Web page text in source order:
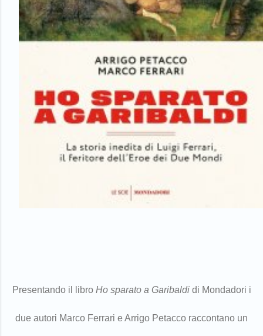
Presentando il libroHo sparato a Garibaldidi Mondadori i
due autori Marco Ferrari e Arrigo Petacco raccontano un